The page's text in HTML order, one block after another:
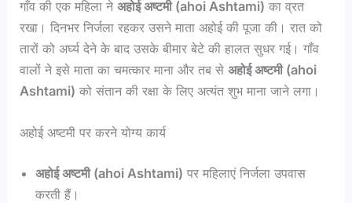
गाँव की एक महिला नेअहोईअष्टमी (ahoi Ashtami) का व्रत
रखा। दिनभर निर्जला रहकर उसने माता अहोई की पूजा की। रात को
तारों को अर्घ्य देने के बाद उसके बीमार बेटे की हालत सुधर गई। गाँव
वालों ने इसे माता का चमत्कार माना और तब सेअहोईअष्टमी (ahoi
Ashtami) को संतान की रक्षा के लिए अत्यंत शुभ माना जाने लगा।
अहोई अष्टमी पर करने योग्य कार्य
अहोईअष्टमी (ahoi Ashtami) पर महिलाएं निर्जला उपवास
करती हैं।